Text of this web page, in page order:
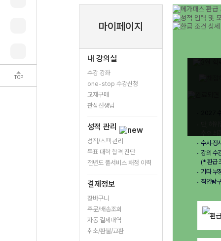
TOP
마이페이지
내 강의실
수강 강좌
one-stop 수강신청
교재구매
관심선생님
성적 관리
성적/스펙 관리
목표 대학 합격 진단
전년도 풀서비스 채점 이력
결제정보
장바구니
주문/배송조회
자동 결제내역
취소/환불/교환
수시·정
강의 수
(* 환급
기타 부
직업탐